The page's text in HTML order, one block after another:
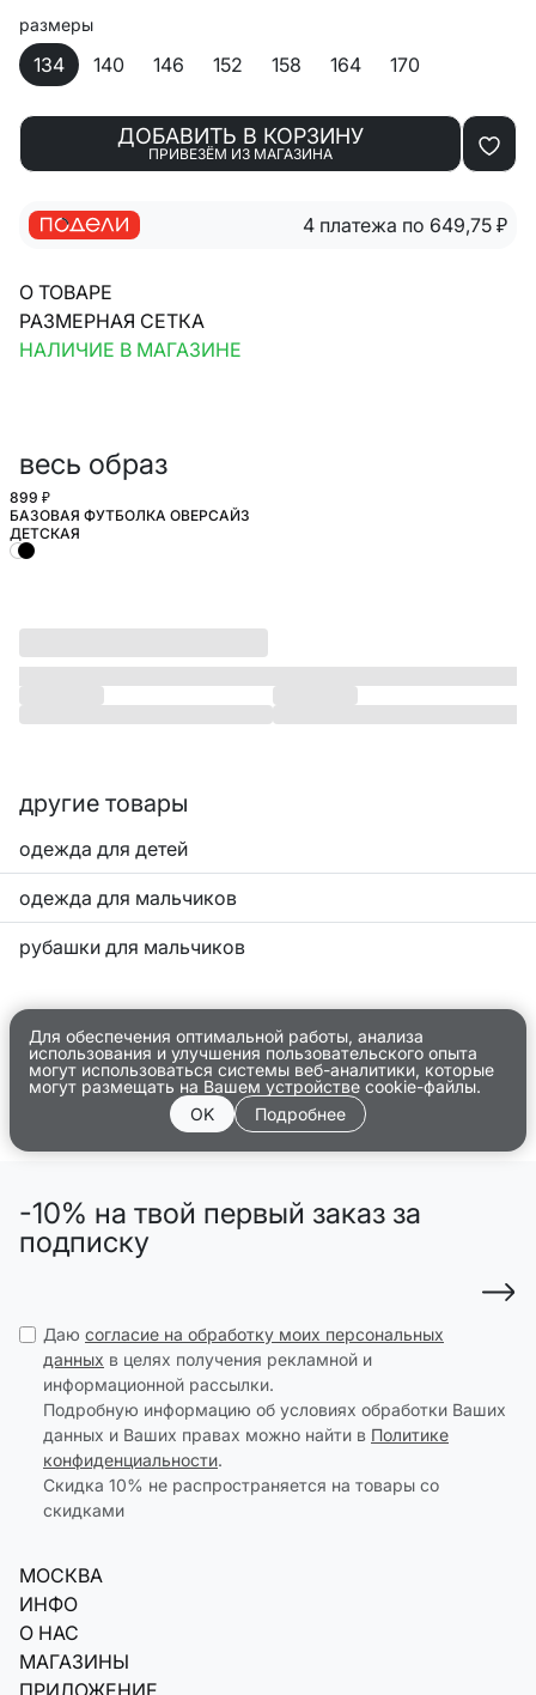
размеры
134 140 146 152 158 164 170
ДОБАВИТЬ В КОРЗИНУ
ПРИВЕЗЁМ ИЗ МАГАЗИНА
4 платежа по 649,75 ₽
О ТОВАРЕ
РАЗМЕРНАЯ СЕТКА
НАЛИЧИЕ В МАГАЗИНЕ
весь образ
ШКОЛА
899 ₽
БАЗОВАЯ ФУТБОЛКА ОВЕРСАЙЗ
ДЕТСКАЯ
другие товары
одежда для детей
одежда для мальчиков
рубашки для мальчиков
Для обеспечения оптимальной работы, анализа
использования и улучшения пользовательского опыта
могут использоваться системы веб-аналитики, которые
могут размещать на Вашем устройстве cookie-файлы.
OK
Подробнее
-10% на твой первый заказ за
подписку
Даю согласие на обработку моих персональных
данных в целях получения рекламной и
информационной рассылки.
Подробную информацию об условиях обработки Ваших
данных и Ваших правах можно найти в Политике
конфиденциальности.
Скидка 10% не распространяется на товары со
скидками
МОСКВА
ИНФО
О НАС
МАГАЗИНЫ